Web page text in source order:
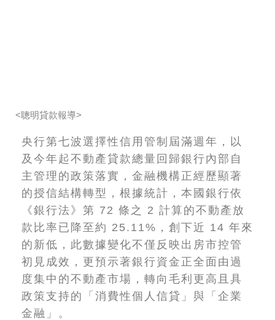
<聰明貸款報導>
央行第七波選擇性信用管制屆滿週年，以
及今年起不動產貸款總量回歸銀行內部自
主管理的政策落實，金融機構正經歷顯著
的授信結構轉型，根據統計，本國銀行依
《銀行法》第 72 條之 2 計算的不動產放
款比率已降至約 25.11%，創下近 14 年來
的新低，此數據變化不僅反映出房市控管
初見成效，更預示著銀行資金正全面由過
度集中的不動產市場，轉向毛利更高且具
政策支持的「消費性個人信貸」與「企業
金融」。